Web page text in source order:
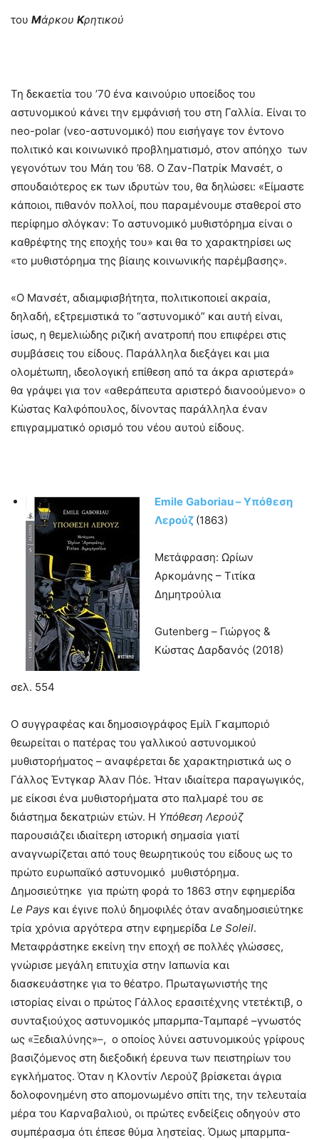
του Μάρκου Κρητικού
Τη δεκαετία του ’70 ένα καινούριο υποείδος του
αστυνομικού κάνει την εμφάνισή του στη Γαλλία. Είναι το
neo-polar (νεο-αστυνομικό) που εισήγαγε τον έντονο
πολιτικό και κοινωνικό προβληματισμό, στον απόηχο των
γεγονότων του Μάη του ’68. Ο Ζαν-Πατρίκ Μανσέτ, ο
σπουδαιότερος εκ των ιδρυτών του, θα δηλώσει: «Είμαστε
κάποιοι, πιθανόν πολλοί, που παραμένουμε σταθεροί στο
περίφημο σλόγκαν: Το αστυνομικό μυθιστόρημα είναι ο
καθρέφτης της εποχής του» και θα το χαρακτηρίσει ως
«το μυθιστόρημα της βίαιης κοινωνικής παρέμβασης».
«Ο Μανσέτ, αδιαμφισβήτητα, πολιτικοποιεί ακραία,
δηλαδή, εξτρεμιστικά το “αστυνομικό” και αυτή είναι,
ίσως, η θεμελιώδης ριζική ανατροπή που επιφέρει στις
συμβάσεις του είδους. Παράλληλα διεξάγει και μια
ολομέτωπη, ιδεολογική επίθεση από τα άκρα αριστερά»
θα γράψει για τον «αθεράπευτα αριστερό διανοούμενο» ο
Κώστας Καλφόπουλος, δίνοντας παράλληλα έναν
επιγραμματικό ορισμό του νέου αυτού είδους.
Emile Gaboriau– Υπόθεση
Λερούζ (1863)
Μετάφραση: Ωρίων
Αρκομάνης – Τιτίκα
Δημητρούλια
Gutenberg – Γιώργος &
Κώστας Δαρδανός (2018)
σελ. 554
Ο συγγραφέας και δημοσιογράφος Εμίλ Γκαμποριό
θεωρείται ο πατέρας του γαλλικού αστυνομικού
μυθιστορήματος – αναφέρεται δε χαρακτηριστικά ως ο
Γάλλος Έντγκαρ Άλαν Πόε. Ήταν ιδιαίτερα παραγωγικός,
με είκοσι ένα μυθιστορήματα στο παλμαρέ του σε
διάστημα δεκατριών ετών. Η Υπόθεση Λερούζ
παρουσιάζει ιδιαίτερη ιστορική σημασία γιατί
αναγνωρίζεται από τους θεωρητικούς του είδους ως το
πρώτο ευρωπαϊκό αστυνομικό μυθιστόρημα.
Δημοσιεύτηκε για πρώτη φορά το 1863 στην εφημερίδα
Le Pays και έγινε πολύ δημοφιλές όταν αναδημοσιεύτηκε
τρία χρόνια αργότερα στην εφημερίδα Le Soleil.
Μεταφράστηκε εκείνη την εποχή σε πολλές γλώσσες,
γνώρισε μεγάλη επιτυχία στην Ιαπωνία και
διασκευάστηκε για το θέατρο. Πρωταγωνιστής της
ιστορίας είναι ο πρώτος Γάλλος ερασιτέχνης ντετέκτιβ, ο
συνταξιούχος αστυνομικός μπαρμπα-Ταμπαρέ –γνωστός
ως «Ξεδιαλύνης»–, ο οποίος λύνει αστυνομικούς γρίφους
βασιζόμενος στη διεξοδική έρευνα των πειστηρίων του
εγκλήματος. Όταν η Κλοντίν Λερούζ βρίσκεται άγρια
δολοφονημένη στο απομονωμένο σπίτι της, την τελευταία
μέρα του Καρναβαλιού, οι πρώτες ενδείξεις οδηγούν στο
συμπέρασμα ότι έπεσε θύμα ληστείας. Όμως μπαρμπα-